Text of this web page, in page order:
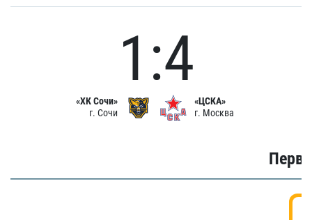
«ХК Сочи»
г. Сочи
1:4
«ЦСКА»
г. Москва